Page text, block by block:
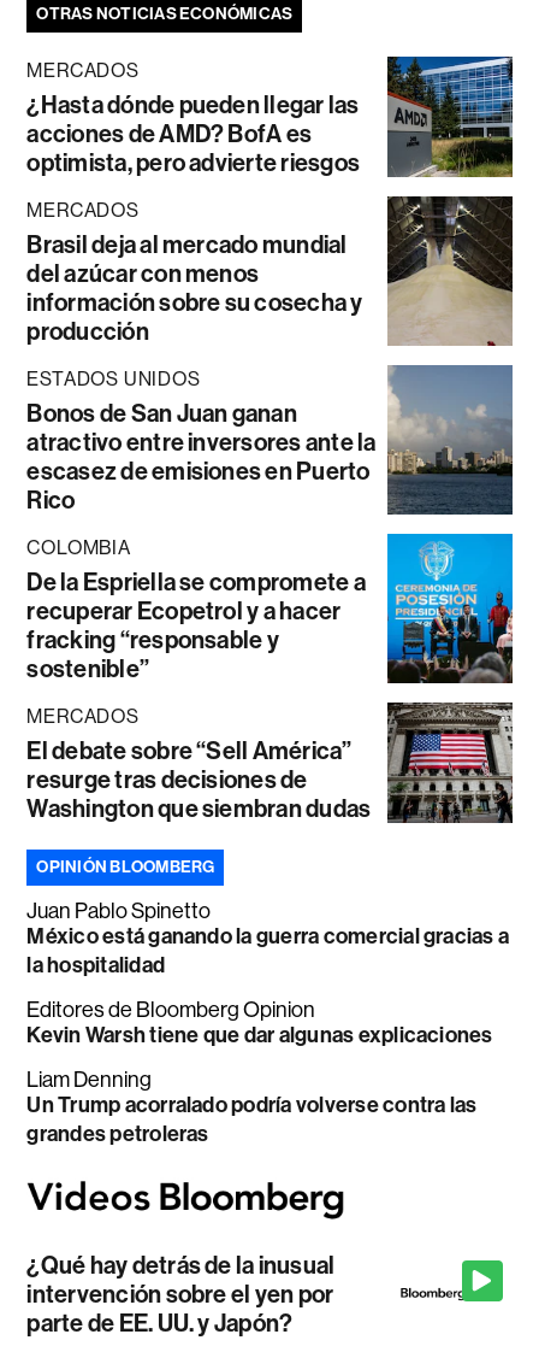
OTRAS NOTICIAS ECONÓMICAS
MERCADOS
¿Hasta dónde pueden llegar las
acciones de AMD? BofA es
optimista, pero advierte riesgos
MERCADOS
Brasil deja al mercado mundial
del azúcar con menos
información sobre su cosecha y
producción
ESTADOS UNIDOS
Bonos de San Juan ganan
atractivo entre inversores ante la
escasez de emisiones en Puerto
Rico
COLOMBIA
De la Espriella se compromete a
recuperar Ecopetrol y a hacer
fracking “responsable y
sostenible”
MERCADOS
El debate sobre “Sell América”
resurge tras decisiones de
Washington que siembran dudas
OPINIÓN BLOOMBERG
Juan Pablo Spinetto
México está ganando la guerra comercial gracias a
la hospitalidad
Editores de Bloomberg Opinion
Kevin Warsh tiene que dar algunas explicaciones
Liam Denning
Un Trump acorralado podría volverse contra las
grandes petroleras
¿Qué hay detrás de la inusual
intervención sobre el yen por
parte de EE. UU. y Japón?